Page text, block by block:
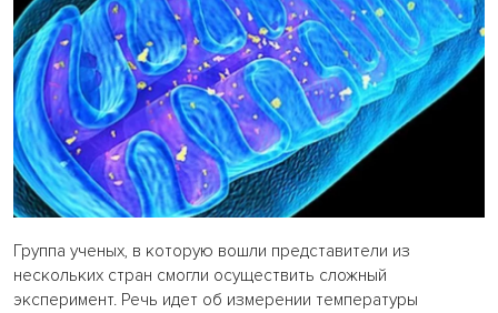
Группа ученых, в которую вошли представители из
нескольких стран смогли осуществить сложный
эксперимент. Речь идет об измерении температуры